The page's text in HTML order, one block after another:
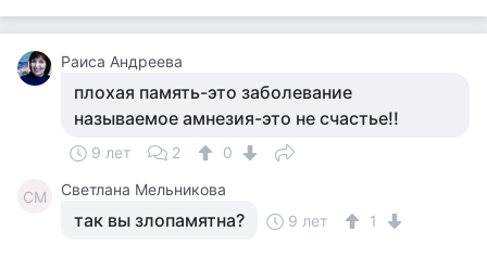
Раиса Андреева
плохая память-это заболевание
называемое амнезия-это не счастье!!
9 лет 2 0
СМ Светлана Мельникова
так вы злопамятна? 9 лет 1